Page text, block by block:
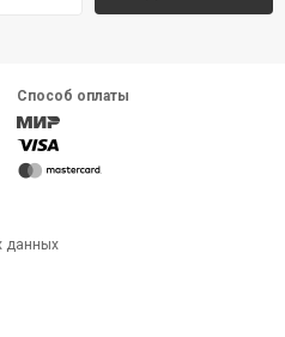
Способ оплаты
данных